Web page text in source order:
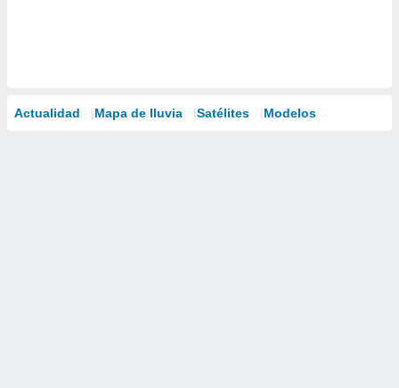
Actualidad Mapa de lluvia Satélites Modelos